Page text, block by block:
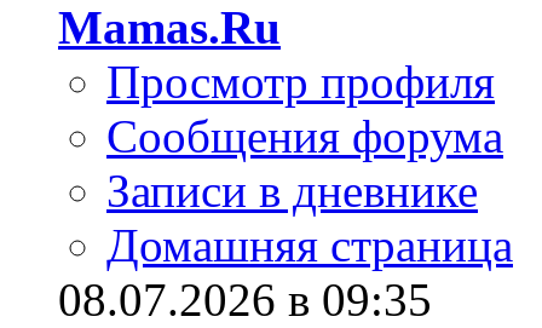
Mamas.Ru
Просмотр профиля
Сообщения форума
Записи в дневнике
Домашняя страница
08.07.2026 в 09:35